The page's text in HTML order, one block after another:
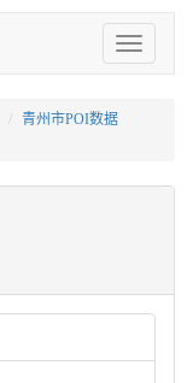
Toggle
navigation
青州市POI数据